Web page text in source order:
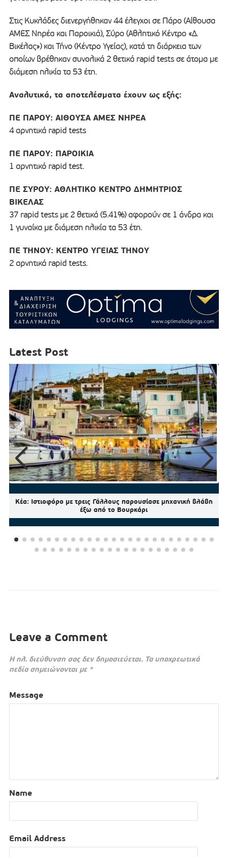
Στις Κυκλάδες διενεργήθηκαν 44 έλεγχοι σε Πάρο (Αίθουσα
ΑΜΕΣ Νηρέα και Παροικιά), Σύρο (Αθλητικό Κέντρο «Δ.
Βικέλας») και Τήνο (Κέντρο Υγείας), κατά τη διάρκεια των
οποίων βρέθηκαν συνολικά 2 θετικά rapid tests σε άτομα με
διάμεση ηλικία τα 53 έτη.
Αναλυτικά, τα αποτελέσματα έχουν ως εξής:
ΠΕ ΠΑΡΟΥ: ΑΙΘΟΥΣΑ ΑΜΕΣ ΝΗΡΕΑ
4 αρνητικά rapid tests
ΠΕ ΠΑΡΟΥ: ΠΑΡΟΙΚΙΑ
1 αρνητικό rapid test.
ΠΕ ΣΥΡΟΥ: ΑΘΛΗΤΙΚΟ ΚΕΝΤΡΟ ΔΗΜΗΤΡΙΟΣ
ΒΙΚΕΛΑΣ
37 rapid tests με 2 θετικά (5.41%) αφορούν σε 1 άνδρα και
1 γυναίκα με διάμεση ηλικία τα 53 έτη.
ΠΕ ΤΗΝΟΥ: ΚEΝΤΡΟ ΥΓΕIΑΣ ΤΗΝΟΥ
2 αρνητικά rapid tests.
Latest Post
Κέα: Ιστιοφόρο με τρεις Γάλλους παρουσίασε μηχανική βλάβη
έξω από το Βουρκάρι
Leave a Comment
Η ηλ. διεύθυνση σας δεν δημοσιεύεται. Τα υποχρεωτικά
πεδία σημειώνονται με *
Message
Name
Email Address